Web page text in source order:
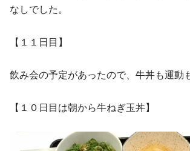
なしでした。
【１１日目】
飲み会の予定があったので、牛丼も運動
【１０日目は朝から牛ねぎ玉丼】